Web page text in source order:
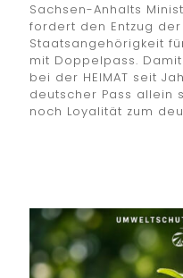
Sachsen-Anhalts
fordert den Entzug
Staatsangehörigkeit
mit Doppelpass.
bei der HEIMAT seit
deutscher Pass allein
noch Loyalität zum